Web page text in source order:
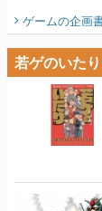
ゲームの企画
若ゲのいた